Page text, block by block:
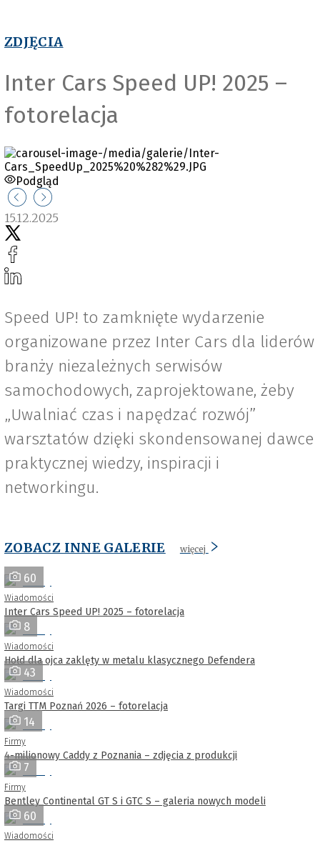
ZDJĘCIA
Inter Cars Speed UP! 2025 –
fotorelacja
Podgląd
15.12.2025
Speed UP! to zamknięte wydarzenie
organizowane przez Inter Cars dla liderów
branży niezależnych serwisów
samochodowych, zaprojektowane, żeby
„Uwalniać czas i napędzać rozwój”
warsztatów dzięki skondensowanej dawce
praktycznej wiedzy, inspiracji i
networkingu.
ZOBACZ INNE GALERIE więcej
60
Wiadomości
Inter Cars Speed UP! 2025 – fotorelacja
8
Wiadomości
Hołd dla ojca zaklęty w metalu klasycznego Defendera
43
Wiadomości
Targi TTM Poznań 2026 – fotorelacja
14
Firmy
4-milionowy Caddy z Poznania – zdjęcia z produkcji
7
Firmy
Bentley Continental GT S i GTC S – galeria nowych modeli
60
Wiadomości